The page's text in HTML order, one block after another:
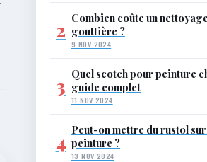
2 Combien coûte un
gouttière ?
9 NOV 2024
3 Quel scotch pour peinture
guide complet
11 NOV 2024
4 Peut-on mettre du rustol
peinture ?
13 NOV 2024